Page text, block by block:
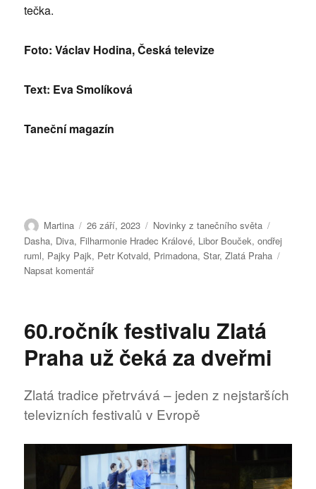
tečka.
Foto: Václav Hodina, Česká televize
Text: Eva Smolíková
Taneční magazín
Autor:
Martina Publikováno:
26 září, 2023 Rubriky:
Novinky z tanečního světa
Dasha, Diva, Filharmonie Hradec Králové, Libor Bouček,ondřej
ruml, Pajky Pajk, Petr Kotvald, Primadona,Star,Zlatá Praha
Napsat komentářpro
Dasha
svým
60.ročník
Zlaté
Prahy
60.ročník festivalu Zlatá
Praha už čeká za dveřmi
Zlatá tradice přetrvává – jeden z nejstarších
televizních festivalů v Evropě